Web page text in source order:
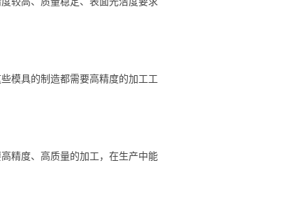
模具的制造都需要高精度的加工工
精度、高质量的加工，在生产中能